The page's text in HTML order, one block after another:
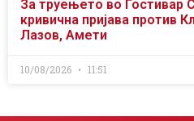
За труењето во Гостивар
кривична пријава против
Лазов, Амети
10/08/2026 11:51